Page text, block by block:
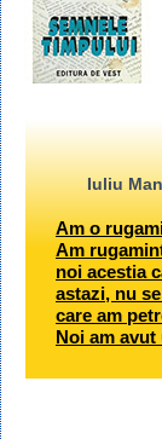
Iuliu
Am o
Am
noi acestia
astazi, nu
care am
Noi am